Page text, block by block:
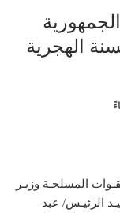
الهجرية
المسلحـة وزيـر
الرئيـس/ عبد